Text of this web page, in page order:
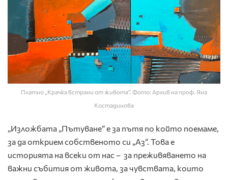
Платно „Крачка встрани от живота“. Фото: Архив на проф. Яна
Костадинова
„Изложбата „Пътуване“ е за пътя по който поемаме,
за да открием собственото си „Аз“. Това е
историята на всеки от нас – за преживяването на
важни събития от живота, за чувствата, които